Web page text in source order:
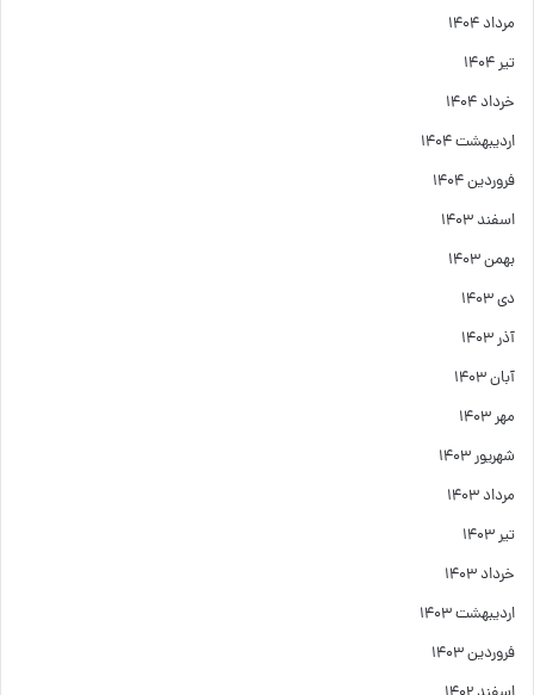
مرداد ۱۴۰۴
تیر ۱۴۰۴
خرداد ۱۴۰۴
اردیبهشت ۱۴۰۴
فروردین ۱۴۰۴
اسفند ۱۴۰۳
بهمن ۱۴۰۳
دی ۱۴۰۳
آذر ۱۴۰۳
آبان ۱۴۰۳
مهر ۱۴۰۳
شهریور ۱۴۰۳
مرداد ۱۴۰۳
تیر ۱۴۰۳
خرداد ۱۴۰۳
اردیبهشت ۱۴۰۳
فروردین ۱۴۰۳